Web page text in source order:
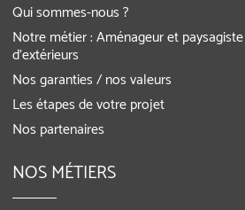
Qui sommes-nous ?
Notre métier : Aménageur et paysagiste
d’extérieurs
Nos garanties / nos valeurs
Les étapes de votre projet
Nos partenaires
NOS MÉTIERS